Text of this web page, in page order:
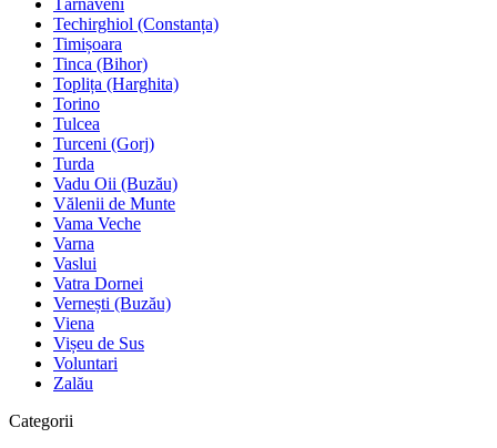
Târnăveni
Techirghiol (Constanța)
Timișoara
Tinca (Bihor)
Toplița (Harghita)
Torino
Tulcea
Turceni (Gorj)
Turda
Vadu Oii (Buzău)
Vălenii de Munte
Vama Veche
Varna
Vaslui
Vatra Dornei
Vernești (Buzău)
Viena
Vișeu de Sus
Voluntari
Zalău
Categorii